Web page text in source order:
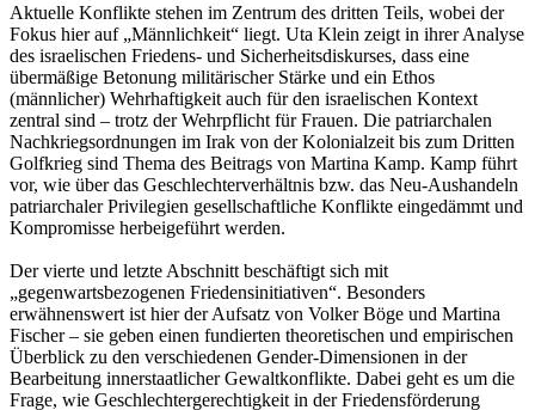
Aktuelle Konflikte stehen im Zentrum des dritten Teils, wobei der
Fokus hier auf „Männlichkeit“ liegt. Uta Klein zeigt in ihrer Analyse
des israelischen Friedens- und Sicherheitsdiskurses, dass eine
übermäßige Betonung militärischer Stärke und ein Ethos
(männlicher) Wehrhaftigkeit auch für den israelischen Kontext
zentral sind – trotz der Wehrpflicht für Frauen. Die patriarchalen
Nachkriegsordnungen im Irak von der Kolonialzeit bis zum Dritten
Golfkrieg sind Thema des Beitrags von Martina Kamp. Kamp führt
vor, wie über das Geschlechterverhältnis bzw. das Neu-Aushandeln
patriarchaler Privilegien gesellschaftliche Konflikte eingedämmt und
Kompromisse herbeigeführt werden.
Der vierte und letzte Abschnitt beschäftigt sich mit
„gegenwartsbezogenen Friedensinitiativen“. Besonders
erwähnenswert ist hier der Aufsatz von Volker Böge und Martina
Fischer – sie geben einen fundierten theoretischen und empirischen
Überblick zu den verschiedenen Gender-Dimensionen in der
Bearbeitung innerstaatlicher Gewaltkonflikte. Dabei geht es um die
Frage, wie Geschlechtergerechtigkeit in der Friedensförderung